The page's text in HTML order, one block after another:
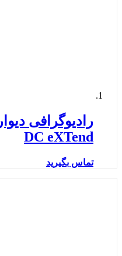
DC eXTend
تماس بگیرید